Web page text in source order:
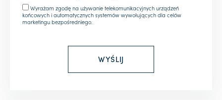
Wyrażam zgodę na używanie telekomunikacyjnych urządzeń
końcowych i automatycznych systemów wywołujących dla celów
marketingu bezpośredniego.